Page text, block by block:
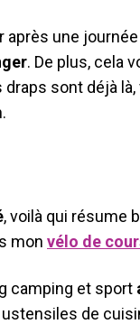
après une
. De plus, cela
sont déjà
, voilà qui résume
mon vélo de
camping et sport
de